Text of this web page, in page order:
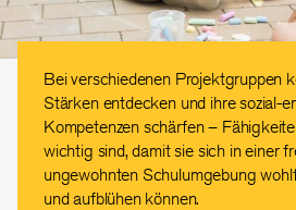
Bei verschiedenen Projektgruppen
Stärken entdecken und ihre sozial-
Kompetenzen schärfen –
wichtig sind, damit sie sich in einer
ungewohnten Schulumgebung
und aufblühen können.